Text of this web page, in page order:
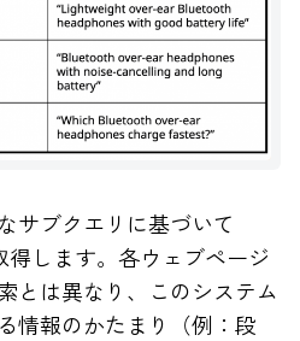
サブクエリに基づいて
します。各ウェブページ
とは異なり、このシステム
情報のかたまり（例：段